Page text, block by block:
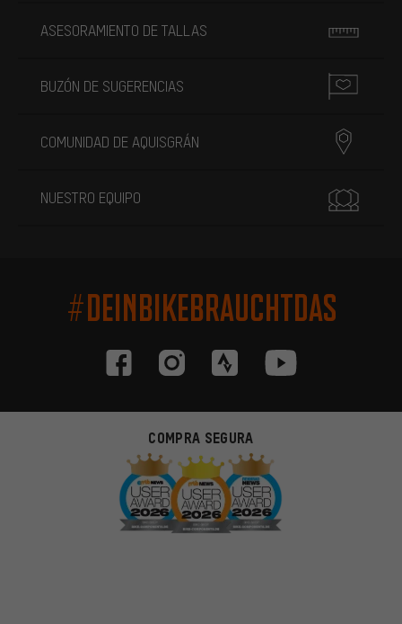
ASESORAMIENTO DE TALLAS
BUZÓN DE SUGERENCIAS
COMUNIDAD DE AQUISGRÁN
NUESTRO EQUIPO
#DEINBIKEBRAUCHTDAS
COMPRA SEGURA